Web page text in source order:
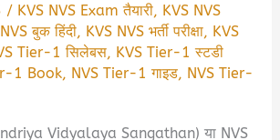
/ KVS NVS Exam तैयारी, KVS NVS
बुक हिंदी, KVS NVS भर्ती परीक्षा, KVS
Tier-1 सिलेबस, KVS Tier-1 स्टडी
1 Book, NVS Tier-1 गाइड, NVS Tier-
Vidyalaya Sangathan) या NVS